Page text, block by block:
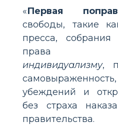
«Первая
свободы, такие
пресса,
права
индивидуализму,
убеждений и
без страха
правительства.